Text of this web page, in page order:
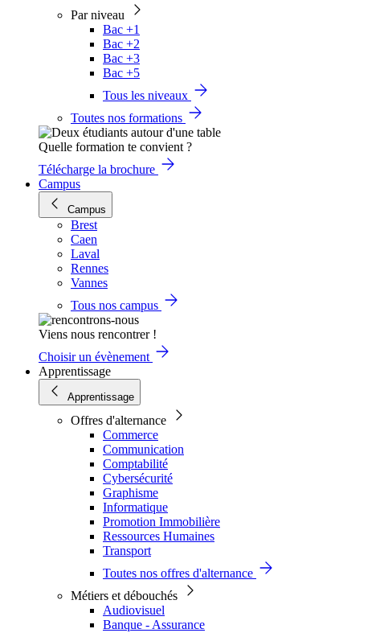
Par niveau
Bac +1
Bac +2
Bac +3
Bac +5
Tous les niveaux
Toutes nos formations
Quelle formation te convient ?
Télécharge la brochure
Campus
Campus
Brest
Caen
Laval
Rennes
Vannes
Tous nos campus
Viens nous rencontrer !
Choisir un évènement
Apprentissage
Apprentissage
Offres d'alternance
Commerce
Communication
Comptabilité
Cybersécurité
Graphisme
Informatique
Promotion Immobilière
Ressources Humaines
Transport
Toutes nos offres d'alternance
Métiers et débouchés
Audiovisuel
Banque - Assurance